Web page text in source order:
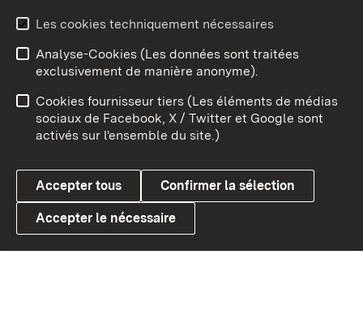
Link zum Landesportal
Conseils d'utilisation
Confidentialité
Cookies
Les cookies techniquement nécessaires
Analyse-Cookies (Les données sont traitées
exclusivement de manière anonyme).
Cookies fournisseur tiers (Les éléments de médias
sociaux de Facebook, X / Twitter et Google sont
activés sur l'ensemble du site.)
Accepter tous Confirmer la sélection
Accepter le nécessaire